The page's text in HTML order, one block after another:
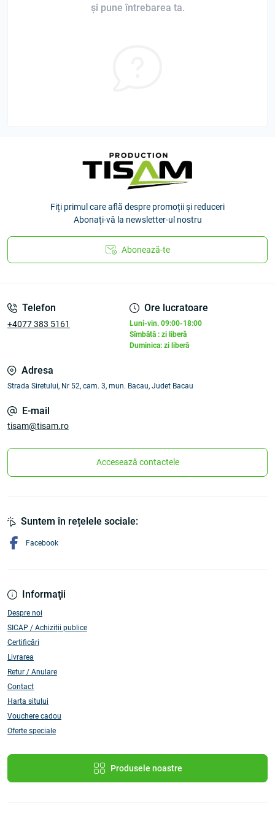
și pune întrebarea ta.
Fiți primul care află despre promoții și reduceri
Abonați-vă la newsletter-ul nostru
Abonează-te
Telefon
+4077 383 5161
Ore lucratoare
Luni-vin. 09:00-18:00
Sîmbătă : zi liberă
Duminica: zi liberă
Adresa
Strada Siretului, Nr 52, cam. 3, mun. Bacau, Judet Bacau
E-mail
tisam@tisam.ro
Accesează contactele
Informaţii
Despre noi
SICAP / Achiziții publice
Certificări
Livrarea
Retur / Anulare
Contact
Harta sitului
Vouchere cadou
Oferte speciale
Produsele noastre
Suntem în rețelele sociale:
Facebook